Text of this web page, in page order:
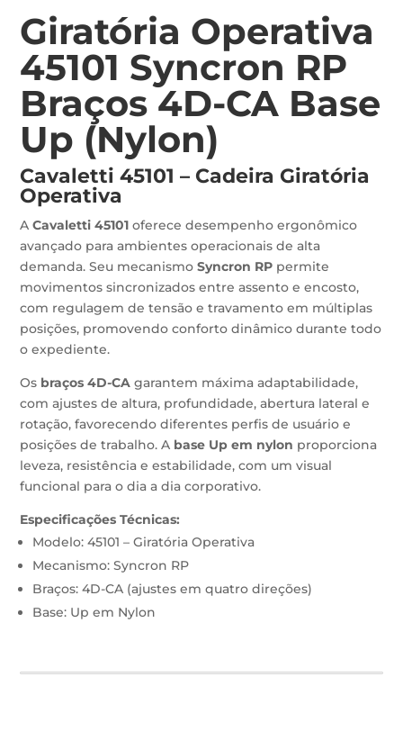
Giratória Operativa
45101 Syncron RP
Braços 4D-CA Base
Up (Nylon)
Cavaletti 45101 – Cadeira Giratória
Operativa
ACavaletti 45101 oferece desempenho ergonômico
avançado para ambientes operacionais de alta
demanda. Seu mecanismoSyncron RP permite
movimentos sincronizados entre assento e encosto,
com regulagem de tensão e travamento em múltiplas
posições, promovendo conforto dinâmico durante todo
o expediente.
Os braços 4D-CA garantem máxima adaptabilidade,
com ajustes de altura, profundidade, abertura lateral e
rotação, favorecendo diferentes perfis de usuário e
posições de trabalho. A base Up em nylon proporciona
leveza, resistência e estabilidade, com um visual
funcional para o dia a dia corporativo.
Especificações Técnicas:
Modelo: 45101 – Giratória Operativa
Mecanismo: Syncron RP
Braços: 4D-CA (ajustes em quatro direções)
Base: Up em Nylon